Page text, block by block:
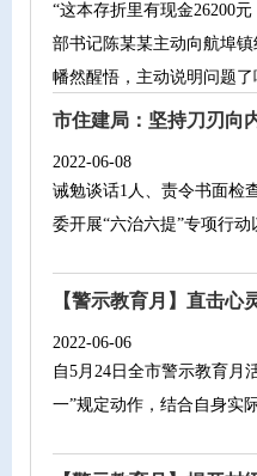
“这本存折里有现金26200
部书记陈某某主动向航埠
幡然醒悟，主动说明问题了
市住建局：坚持刀刃向
2022-06-08
诫勉谈话1人、责令书面检
委开展“六治六提”专项行
【警示教育月】直击心
2022-06-06
自5月24日全市警示教育月
一”规定动作，结合自身实